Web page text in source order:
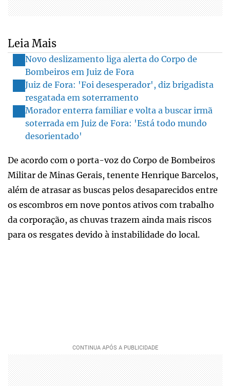
Leia Mais
Novo deslizamento liga alerta do Corpo de
Bombeiros em Juiz de Fora
Juiz de Fora: 'Foi desesperador', diz brigadista
resgatada em soterramento
Morador enterra familiar e volta a buscar irmã
soterrada em Juiz de Fora: 'Está todo mundo
desorientado'
De acordo com o porta-voz do Corpo de Bombeiros
Militar de Minas Gerais, tenente Henrique Barcelos,
além de atrasar as buscas pelos desaparecidos entre
os escombros em nove pontos ativos com trabalho
da corporação, as chuvas trazem ainda mais riscos
para os resgates devido à instabilidade do local.